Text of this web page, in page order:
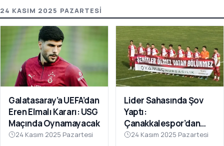
24 KASIM 2025 PAZARTESI
Galatasaray’a UEFA’dan
Eren Elmalı Kararı: USG
Maçında Oynamayacak
24 Kasım 2025 Pazartesi
Lider Sahasında Şov
Yaptı:
Çanakkalespor’dan
Farklı Galibiyet
24 Kasım 2025 Pazartesi